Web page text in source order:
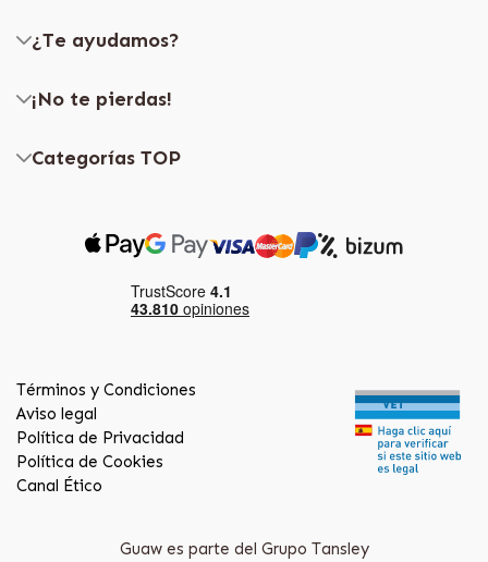
¿Te ayudamos?
¡No te pierdas!
Categorías TOP
Términos y Condiciones
Aviso legal
Política de Privacidad
Política de Cookies
Canal Ético
Guaw es parte del Grupo Tansley